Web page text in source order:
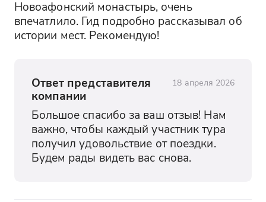
Новоафонский монастырь, очень
впечатлило. Гид подробно рассказывал об
истории мест. Рекомендую!
Ответ представителя
компании
18 апреля 2026
Большое спасибо за ваш отзыв! Нам
важно, чтобы каждый участник тура
получил удовольствие от поездки.
Будем рады видеть вас снова.